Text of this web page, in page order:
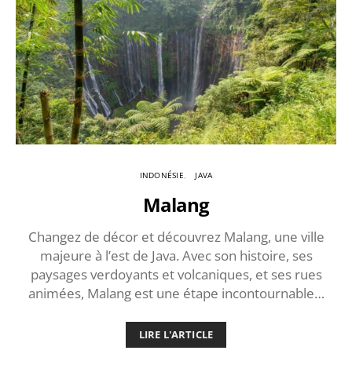
INDONÉSIE JAVA
Malang
Changez de décor et découvrez Malang, une ville
majeure à l’est de Java. Avec son histoire, ses
paysages verdoyants et volcaniques, et ses rues
animées, Malang est une étape incontournable…
LIRE L'ARTICLE